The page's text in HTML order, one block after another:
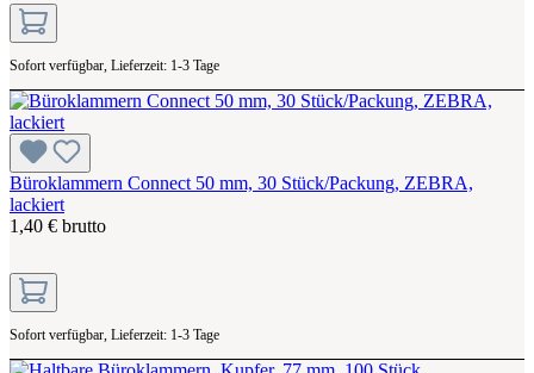
Sofort verfügbar, Lieferzeit: 1-3 Tage
Büroklammern Connect 50 mm, 30 Stück/Packung, ZEBRA,
lackiert
1,40 € brutto
Sofort verfügbar, Lieferzeit: 1-3 Tage